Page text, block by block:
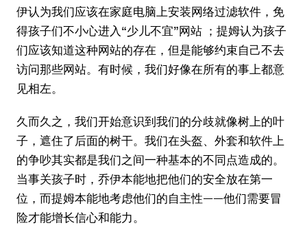
伊认为我们应该在家庭电脑上安装网络过滤软件，免
得孩子们不小心进入“少儿不宜”网站 ；提姆认为孩子
们应该知道这种网站的存在，但是能够约束自己不去
访问那些网站。有时候，我们好像在所有的事上都意
见相左。
久而久之，我们开始意识到我们的分歧就像树上的叶
子，遮住了后面的树干。我们在头盔、外套和软件上
的争吵其实都是我们之间一种基本的不同点造成的。
当事关孩子时，乔伊本能地把他们的安全放在第一
位，而提姆本能地考虑他们的自主性——他们需要冒
险才能增长信心和能力。